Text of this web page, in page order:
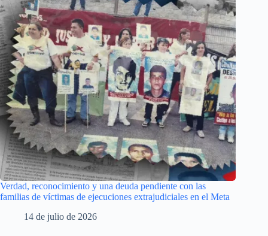
Verdad, reconocimiento y una deuda pendiente con las
familias de víctimas de ejecuciones extrajudiciales en el Meta
14 de julio de 2026